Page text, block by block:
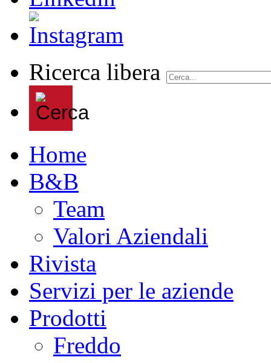
Ricerca libera
Home
B&B
Team
Valori Aziendali
Rivista
Servizi per le aziende
Prodotti
Freddo